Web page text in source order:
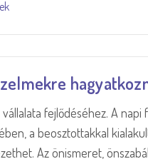
fejlődéséhez. A
a beosztottakkal
Az önismeret,